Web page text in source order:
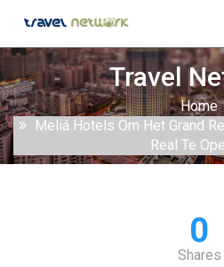
Travel
Home
Meliá Hotels Om Het Grand
Real Te
0
Shares